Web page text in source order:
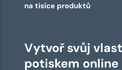
na tisíce produktů
Vytvoř svůj
potiskem online